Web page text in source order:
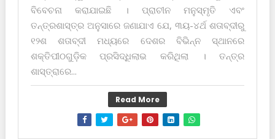
ବିବେଚନା କରାଯାଇଛି । ପ୍ରାଚୀନ ମନୁସ୍ମୃତି ଏବଂ
ତନ୍ତ୍ରଶାସ୍ତ୍ର ଅନୁସାରେ ଜଣାଯାଏ ଯେ, ୩ୟ-୪ର୍ଥ ଶତାବ୍ଦୀରୁ
୧୨ଶ ଶତାବ୍ଦୀ ମଧ୍ୟରେ ଦେଶର ବିଭିନ୍ନ ସ୍ଥାନରେ
ଶକ୍ତିପୀଠଗୁଡ଼ିକ ପ୍ରସିଦ୍ଧିଲାଭ କରିଥିଲା । ତନ୍ତ୍ର
ଶାସ୍ତ୍ରାରେ...
Read More